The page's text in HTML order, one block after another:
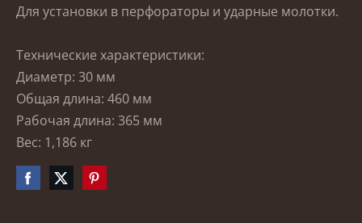
Для установки в перфораторы и ударные молотки.
Технические характеристики:
Диаметр: 30 мм
Общая длина: 460 мм
Рабочая длина: 365 мм
Вес: 1,186 кг